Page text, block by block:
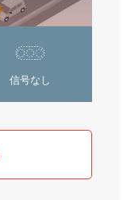
信号なし